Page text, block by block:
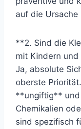
auf die
**2. Sind die
mit Kindern
Ja, absolute
oberste
**ungiftig** und
Chemikalien
sind spezifisch